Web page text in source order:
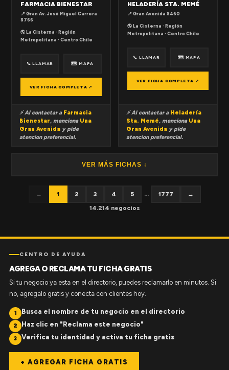
FARMACIA BIENESTAR
📍 Gran Av. José Miguel Carrera
8766
🌎 La Cisterna · Región
Metropolitana · Centro Chile
📞 LLAMAR 🗺 MAPA
VER FICHA COMPLETA ↗
⚡ Al contactar a Farmacia
Bienestar, menciona Una
Gran Avenida y pide
atencion preferencial.
HELADERÍA STA. MEMÉ
📍 Gran Avenida 8460
🌎 La Cisterna · Región
Metropolitana · Centro Chile
📞 LLAMAR 🗺 MAPA
VER FICHA COMPLETA ↗
⚡ Al contactar a Heladería
Sta. Memé, menciona Una
Gran Avenida y pide
atencion preferencial.
VER MÁS FICHAS ↓
← 1 2 3 4 5 ... 1777
→
14.214 negocios
CENTRO DE AYUDA
AGREGA O RECLAMA TU FICHA GRATIS
Si tu negocio ya esta en el directorio, puedes reclamarlo en minutos. Si
no, agregalo gratis y conecta con clientes hoy.
1 Busca el nombre de tu negocio en el directorio
2 Haz clic en "Reclama este negocio"
3 Verifica tu identidad y activa tu ficha gratis
+ AGREGAR FICHA GRATIS